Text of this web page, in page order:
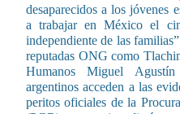
desaparecidos a los jóvenes
a trabajar en México el
independiente de las
reputadas ONG como
Humanos Miguel
argentinos acceden a las
peritos oficiales de la